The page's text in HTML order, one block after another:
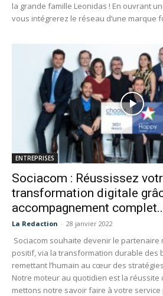
la grande famille Leonidas ! En ouvrant
vous intégrerez le réseau d’une marque
ENTREPRISES
Sociacom : Réussissez
transformation digitale
accompagnement
La Redaction - 28 janvier 2022
Sociacom souhaite devenir le
positif, via la transformation durable des
remettant l’humain au cœur des
Notre moteur au quotidien est la réussite
mettons notre savoir faire à votre